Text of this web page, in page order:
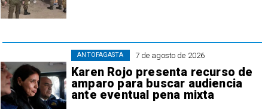
7 de agosto de 2026
Karen Rojo presenta recurso de
amparo para buscar audiencia
ante eventual pena mixta
ANTOFAGASTA